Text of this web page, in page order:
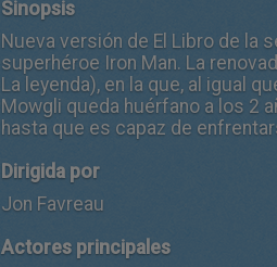
Sinopsis
Nueva versión de El Libro de la
superhéroe Iron Man. La
La leyenda), en la que, al igual
Mowgli queda huérfano a los 2
hasta que es capaz de
Dirigida por
Jon Favreau
Actores principales